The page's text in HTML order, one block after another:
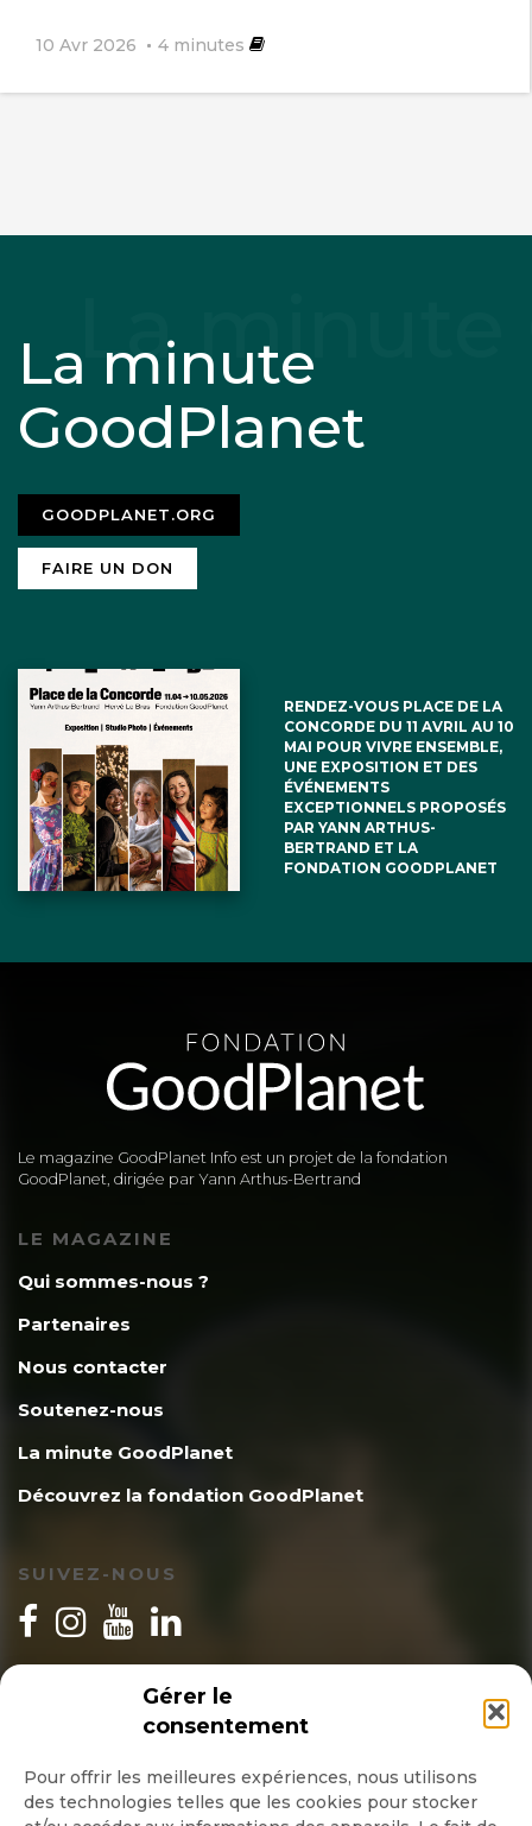
Gérer le
consentement
Pour offrir les meilleures expériences, nous utilisons
des technologies telles que les cookies pour stocker
10 Avr 2026 4 minutes
La minute
GoodPlanet
GOODPLANET.ORG
FAIRE UN DON
RENDEZ-VOUS PLACE DE LA
CONCORDE DU 11 AVRIL AU 10
MAI POUR VIVRE ENSEMBLE,
UNE EXPOSITION ET DES
ÉVÉNEMENTS
EXCEPTIONNELS PROPOSÉS
PAR YANN ARTHUS-
BERTRAND ET LA
FONDATION GOODPLANET
Le magazine GoodPlanet Info est un projet de la fondation
GoodPlanet, dirigée par Yann Arthus-Bertrand
LE MAGAZINE
Qui sommes-nous ?
Partenaires
Nous contacter
Soutenez-nous
La minute GoodPlanet
Découvrez la fondation GoodPlanet
SUIVEZ-NOUS
INSCRIPTION NEWSLETTER
Quotidienne